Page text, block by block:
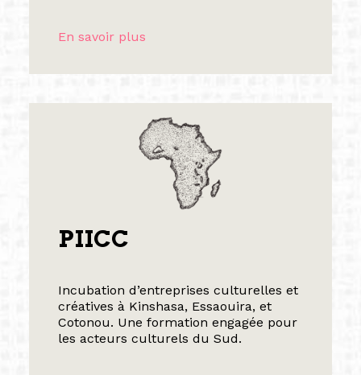
En savoir plus
PIICC
Incubation d’entreprises culturelles et
créatives à Kinshasa, Essaouira, et
Cotonou. Une formation engagée pour
les acteurs culturels du Sud.